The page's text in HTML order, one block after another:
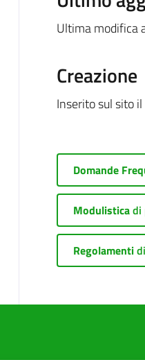
Ultima modifica
Creazione
Inserito sul sito il
Domande
Modulisticadi
Regolamenti